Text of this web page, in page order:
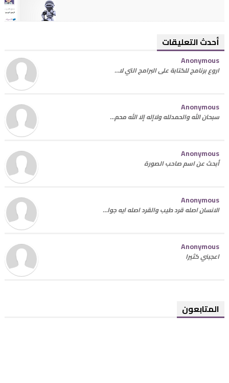
أحدث التعليقات
Anonymous
اروع برنامج للكتابة على البرامج التي لا…
Anonymous
سبحان الله والحمدلله ولاإله إلا الله محم…
Anonymous
أبحث عن اسم صاحب الصورة
Anonymous
الانسان اصله قرد طيب والقرد اصله ايه جوا…
Anonymous
اعجبني كثيرا
المتابعون